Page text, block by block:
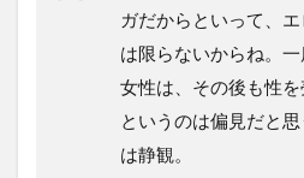
ガだからといって、
は限らないからね。
女性は、その後も性
というのは偏見だと
は静観。